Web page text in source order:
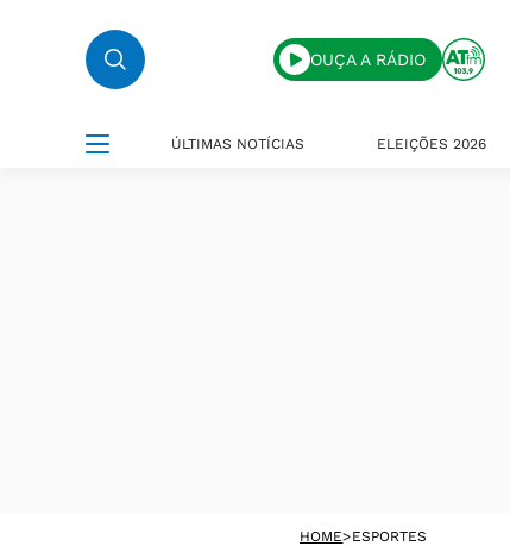
OUÇA A RÁDIO
ÚLTIMAS NOTÍCIAS ELEIÇÕES 2026
HOME>ESPORTES